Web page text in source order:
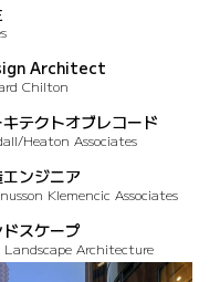
Architect
Chilton
テクトオブレコード
Heaton Associates
ンジニア
Klemencic Associates
ドスケープ
Landscape Architecture